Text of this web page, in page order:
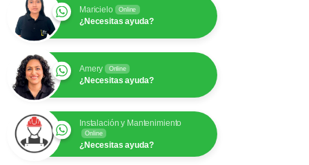
Maricielo Online
¿Necesitas ayuda?
Amery Online
¿Necesitas ayuda?
Instalación y Mantenimiento
Online
¿Necesitas ayuda?